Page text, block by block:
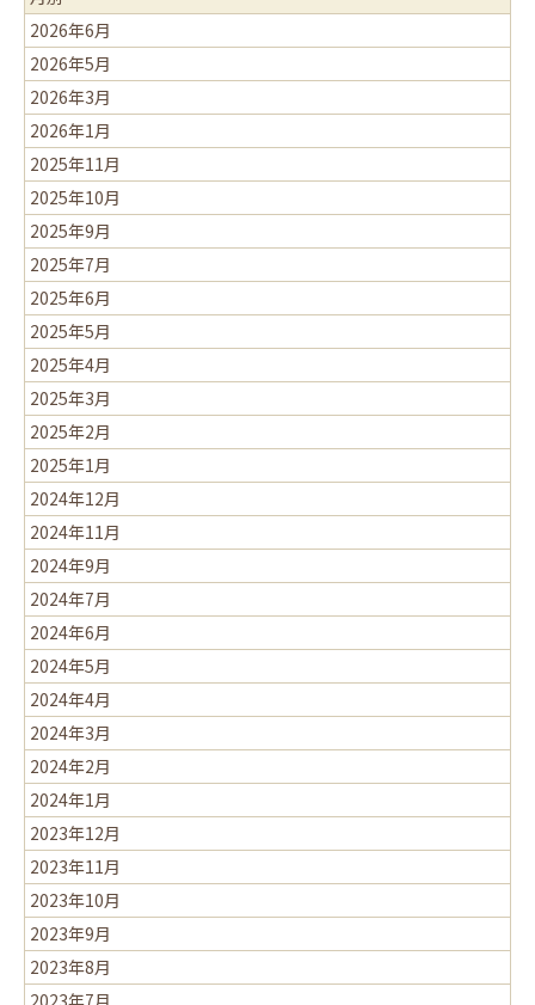
2026年6月
2026年5月
2026年3月
2026年1月
2025年11月
2025年10月
2025年9月
2025年7月
2025年6月
2025年5月
2025年4月
2025年3月
2025年2月
2025年1月
2024年12月
2024年11月
2024年9月
2024年7月
2024年6月
2024年5月
2024年4月
2024年3月
2024年2月
2024年1月
2023年12月
2023年11月
2023年10月
2023年9月
2023年8月
2023年7月